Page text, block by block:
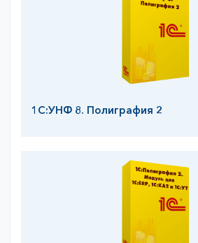
1С:УНФ 8. Полиграфия 2